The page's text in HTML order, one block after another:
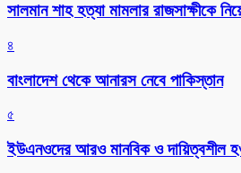
সালমান শাহ হত্যা মামলার রাজসাক্ষীকে
৪
বাংলাদেশ থেকে আনারস নেবে পাকিস্তান
৫
ইউএনওদের আরও মানবিক ও দায়িত্বশীল